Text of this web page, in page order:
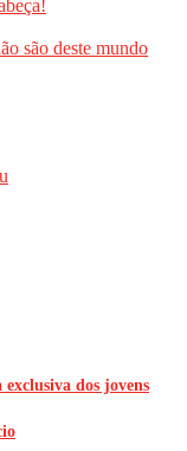
são deste mundo
dos jovens